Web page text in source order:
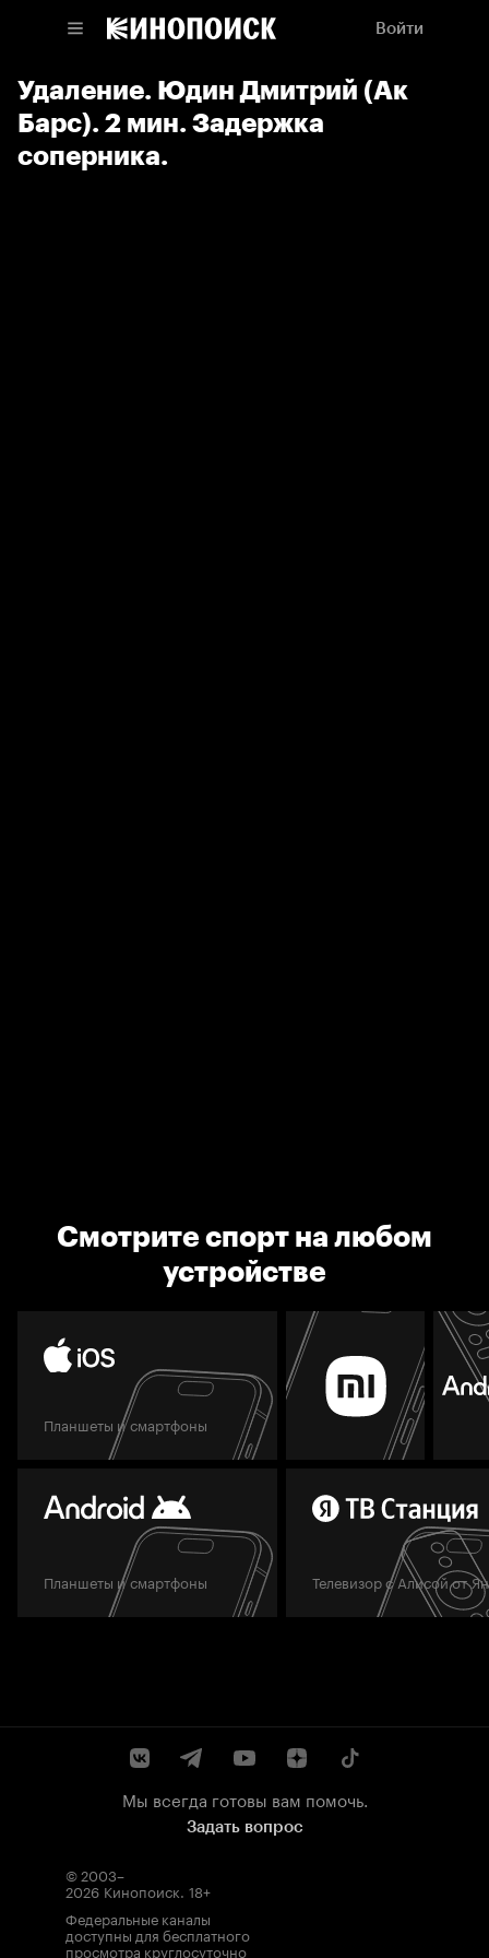
Войти
Удаление. Юдин Дмитрий (Ак
Барс). 2 мин. Задержка
соперника.
Смотрите спорт на любом
устройстве
Планшеты и смартфоны
Планшеты и смартфоны Телевизор с Алисой от
Мы всегда готовы вам помочь.
Задать вопрос
© 2003–
2026 Кинопоиск. 18+
Федеральные каналы
доступны для бесплатного
просмотра круглосуточно